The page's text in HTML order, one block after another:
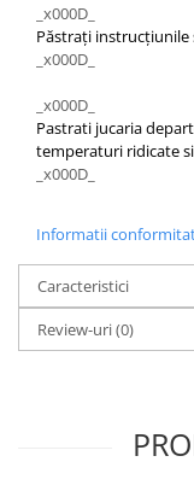
_x000D_
Păstraţi
_x000D_
_x000D_
Pastrati jucaria
temperaturi ridicate
_x000D_
Informatii
Caracteristici
Review-uri(0)